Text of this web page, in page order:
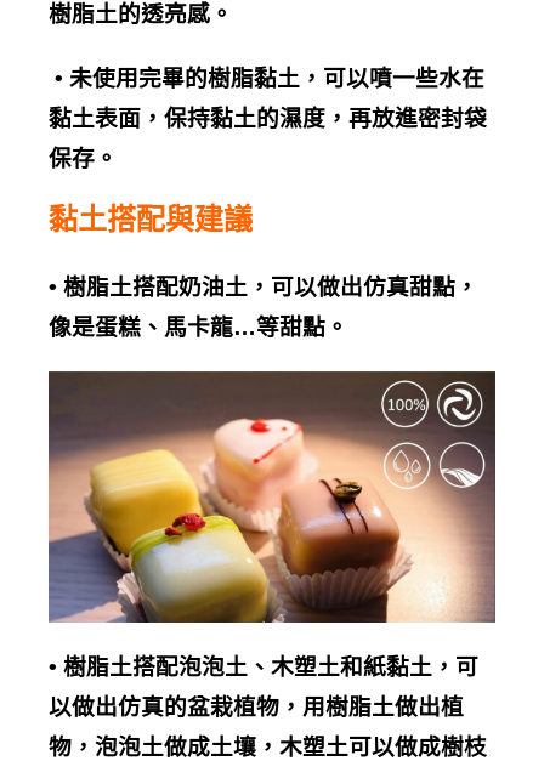
樹脂土的透亮感。
• 未使用完畢的樹脂黏土，可以噴一些水在
黏土表面，保持黏土的濕度，再放進密封袋
保存。
黏土搭配與建議
• 樹脂土搭配奶油土，可以做出仿真甜點，
像是蛋糕、馬卡龍…等甜點。
• 樹脂土搭配泡泡土、木塑土和紙黏土，可
以做出仿真的盆栽植物，用樹脂土做出植
物，泡泡土做成土壤，木塑土可以做成樹枝